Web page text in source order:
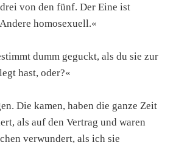
von den fünf. Der Eine ist
homosexuell.«
dumm geguckt, als du sie zur
hast, oder?«
Die kamen, haben die ganze Zeit
als auf den Vertrag und waren
verwundert, als ich sie